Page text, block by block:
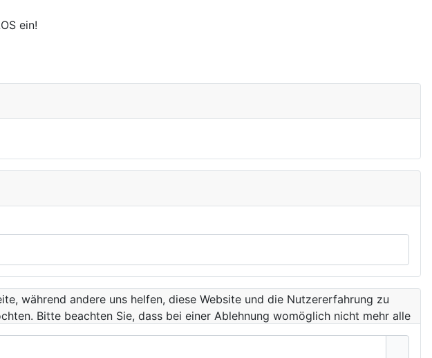
ein!
während andere uns helfen, diese Website und die Nutzererfahrung zu
Bitte beachten Sie, dass bei einer Ablehnung womöglich nicht mehr alle